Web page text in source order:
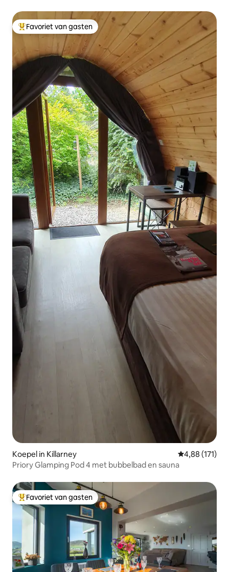
Topfavoriet van gasten
Favoriet van gasten
Koepel in Killarney Gemiddelde
4,88 (171)
Priory Glamping Pod 4 met bubbelbad en sauna
Topfavoriet van gasten
Favoriet van gasten